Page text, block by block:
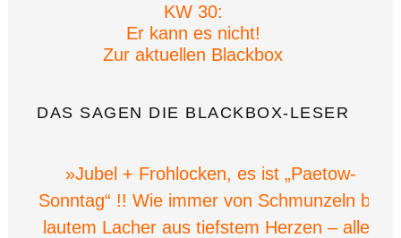
KW 30:
Er kann es nicht!
Zur aktuellen Blackbox
DAS SAGEN DIE BLACKBOX-LESER
»Jubel + Frohlocken, es ist „Paetow-
Sonntag“ !! Wie immer von Schmunzeln bis
lautem Lacher aus tiefstem Herzen – alles